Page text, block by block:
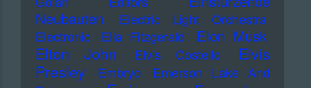
Neubauten
Electric Light Orchestra
Electronic
Ella Fitzgerald Elon Musk
Elton John Elvis Costello
Elvis
Presley
Embryo
Emerson Lake And